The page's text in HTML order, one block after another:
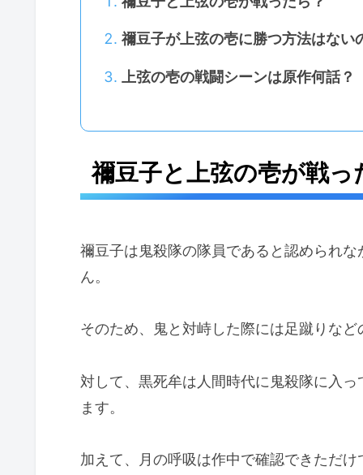
禰豆子が上弦の壱に勝つ方法はない
上弦の壱の戦闘シーンは原作何話？
禰豆子と上弦の壱が戦っ
禰豆子は鬼殺隊の隊員であると認められ
ん。
そのため、鬼と対峙した際には足蹴りな
対して、黒死牟は人間時代に鬼殺隊に入
ます。
加えて、月の呼吸は作中で確認できただ